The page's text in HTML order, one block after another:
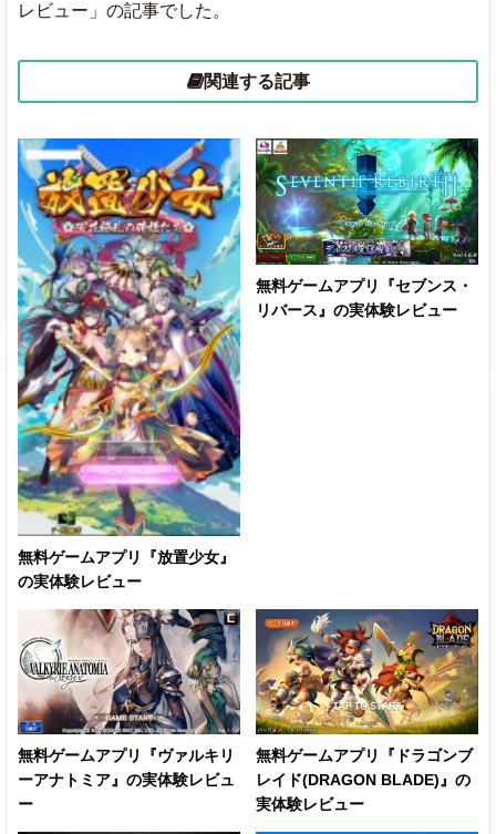
レビュー」の記事でした。
関連する記事
無料ゲームアプリ『放置少女』
の実体験レビュー
無料ゲームアプリ『セブンス・
リバース』の実体験レビュー
無料ゲームアプリ『ヴァルキリ
ーアナトミア』の実体験レビュ
ー
無料ゲームアプリ『ドラゴンブ
レイド(DRAGON BLADE)』の
実体験レビュー